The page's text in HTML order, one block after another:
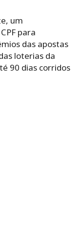
um
para
das apostas
loterias da
90 dias corridos